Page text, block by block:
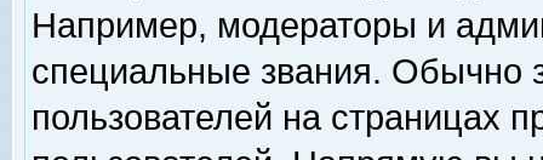
Например, модераторы и
специальные звания. Обычно
пользователей на страницах